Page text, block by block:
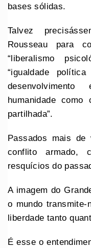
bases sólidas.
Talvez
Rousseau para
“liberalismo
“igualdade
humanidade como
partilhada”.
Passados mais
conflito armado,
resquícios do
A imagem do
o mundo
liberdade tanto
É esse o